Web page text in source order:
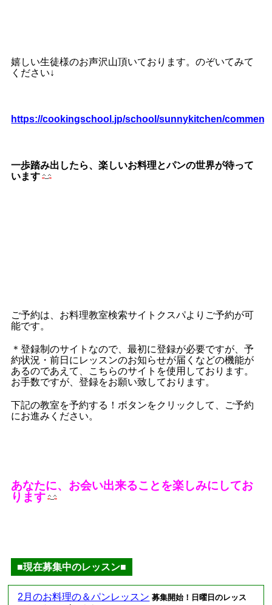
嬉しい生徒様のお声沢山頂いております。のぞいてみて
ください↓
https://cookingschool.jp/school/sunnykitchen/comment
一歩踏み出したら、楽しいお料理とパンの世界が待って
います
ご予約は、お料理教室検索サイトクスパよりご予約が可
能です。
＊登録制のサイトなので、最初に登録が必要ですが、予
約状況・前日にレッスンのお知らせが届くなどの機能が
あるのであえて、こちらのサイトを使用しております。
お手数ですが、登録をお願い致しております。
下記の教室を予約する！ボタンをクリックして、ご予約
にお進みください。
あなたに、お会い出来ることを楽しみにしてお
ります
■現在募集中のレッスン■
2月のお料理の＆パンレッスン 募集開始！日曜日のレッス